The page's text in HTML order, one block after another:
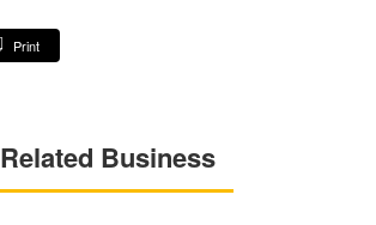
Print
Related Business